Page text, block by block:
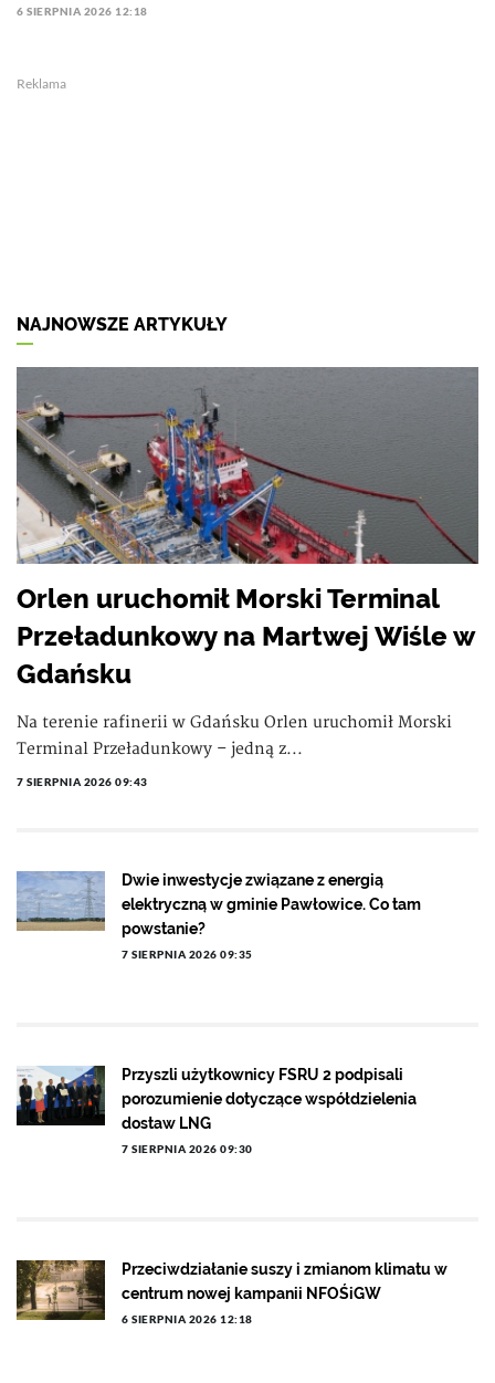
6 SIERPNIA 2026 12:18
Reklama
NAJNOWSZE ARTYKUŁY
Orlen uruchomił Morski Terminal
Przeładunkowy na Martwej Wiśle w
Gdańsku
Na terenie rafinerii w Gdańsku Orlen uruchomił Morski
Terminal Przeładunkowy – jedną z...
7 SIERPNIA 2026 09:43
Dwie inwestycje związane z energią
elektryczną w gminie Pawłowice. Co tam
powstanie?
7 SIERPNIA 2026 09:35
Przyszli użytkownicy FSRU 2 podpisali
porozumienie dotyczące współdzielenia
dostaw LNG
7 SIERPNIA 2026 09:30
Przeciwdziałanie suszy i zmianom klimatu w
centrum nowej kampanii NFOŚiGW
6 SIERPNIA 2026 12:18